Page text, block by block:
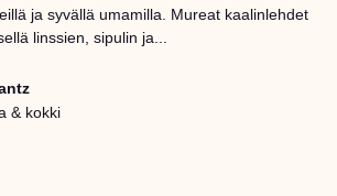
ja syvällä umamilla. Mureat kaalinlehdet
linssien, sipulin ja...
& kokki